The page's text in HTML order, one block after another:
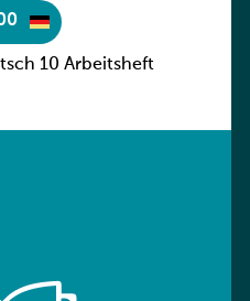
10 Arbeitsheft